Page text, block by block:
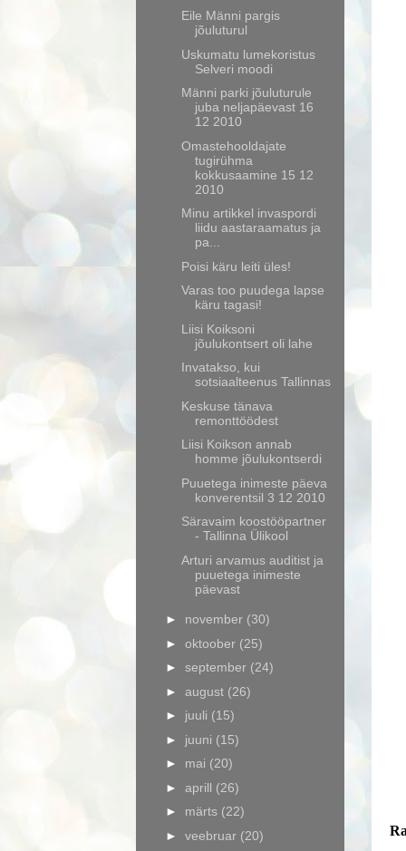
Eile Männi pargis
jõuluturul
Uskumatu lumekoristus
Selveri moodi
Männi parki jõuluturule
juba neljapäevast 16
12 2010
Omastehooldajate
tugirühma
kokkusaamine 15 12
2010
Minu artikkel invaspordi
liidu aastaraamatus ja
pa...
Poisi käru leiti üles!
Varas too puudega lapse
käru tagasi!
Liisi Koiksoni
jõulukontsert oli lahe
Invatakso, kui
sotsiaalteenus Tallinnas
Keskuse tänava
remonttöödest
Liisi Koikson annab
homme jõulukontserdi
Puuetega inimeste päeva
konverentsil 3 12 2010
Säravaim koostööpartner
- Tallinna Ülikool
Arturi arvamus auditist ja
puuetega inimeste
päevast
► november (30)
► oktoober (25)
► september (24)
► august (26)
► juuli (15)
► juuni (15)
► mai (20)
► aprill (26)
► märts (22)
► veebruar (20)